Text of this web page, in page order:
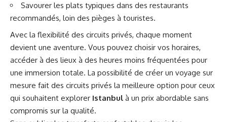
Savourer les plats typiques dans des restaurants
recommandés, loin des pièges à touristes.
Avec la flexibilité des circuits privés, chaque moment
devient une aventure. Vous pouvez choisir vos horaires,
accéder à des lieux à des heures moins fréquentées pour
une immersion totale. La possibilité de créer un voyage sur
mesure fait des circuits privés la meilleure option pour ceux
qui souhaitent explorer Istanbul à un prix abordable sans
compromis sur la qualité.